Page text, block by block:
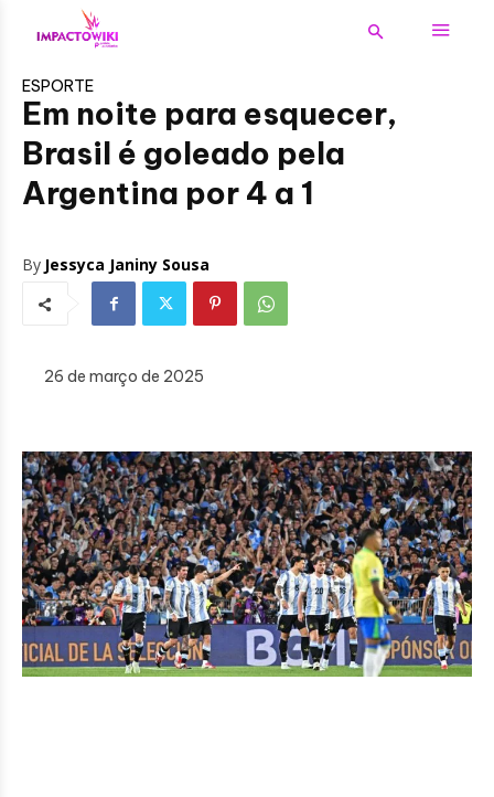
ESPORTE
Em noite para esquecer,
Brasil é goleado pela
Argentina por 4 a 1
By Jessyca Janiny Sousa
26 de março de 2025